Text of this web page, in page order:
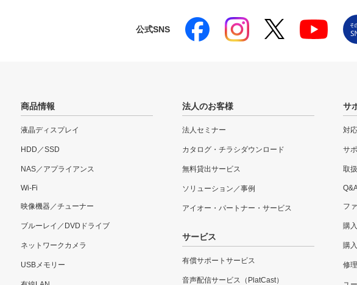
公式SNS
商品情報
液晶ディスプレイ
HDD／SSD
NAS／アプライアンス
Wi-Fi
映像機器／チューナー
ブルーレイ／DVDドライブ
ネットワークカメラ
USBメモリー
法人のお客様
法人セミナー
カタログ・チラシダウンロード
無料貸出サービス
ソリューション／事例
アイオー・パートナー・サービス
サービス
有償サポートサービス
音声配信サービス（PlatCast）
サ
対
サ
取
フ
購
購
修理